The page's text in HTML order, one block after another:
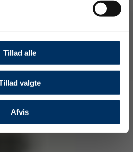
Tillad alle
valgte
Afvis